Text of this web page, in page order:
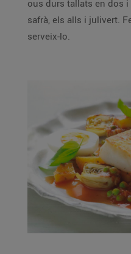
ous durs tallats en dos i una picada feta
safrà, els alls i julivert.
serveix-lo.